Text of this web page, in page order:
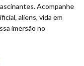
Acompanhe
aliens, vida em
imersão no